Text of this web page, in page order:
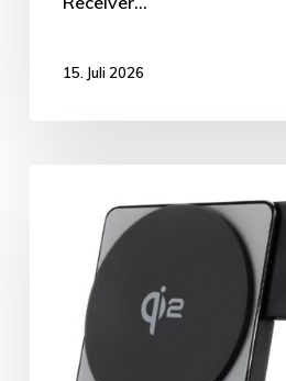
15. Juli 2026